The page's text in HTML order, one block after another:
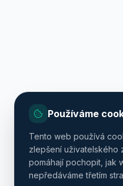
Používáme
Tento web používá
zlepšení uživatelského
pomáhají pochopit, jak
nepředáváme třetím